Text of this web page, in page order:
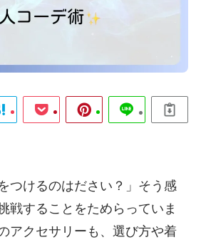
つけるのはださい？」そう感
戦することをためらっていま
アクセサリーも、選び方や着